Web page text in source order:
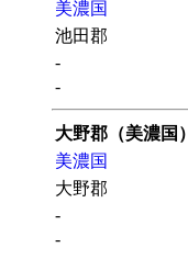
美濃国
池田郡
-
-
大野郡（美濃国）
美濃国
大野郡
-
-